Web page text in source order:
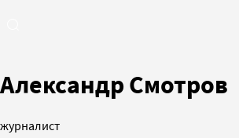
Александр Смотров
журналист